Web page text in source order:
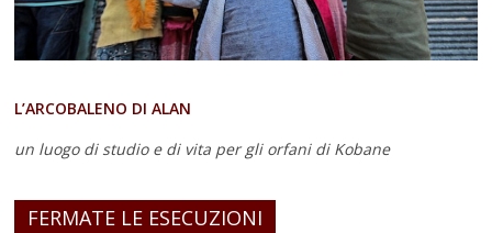
L’ARCOBALENO DI ALAN
un luogo di studio e di vita per gli orfani di Kobane
FERMATE LE ESECUZIONI